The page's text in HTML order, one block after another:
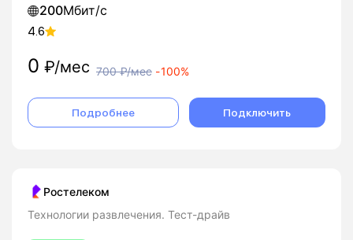
200Мбит/с
4.6
0 ₽/мес 700₽/мес -100%
Подробнее Подключить
Ростелеком
Технологии развлечения. Тест-драйв